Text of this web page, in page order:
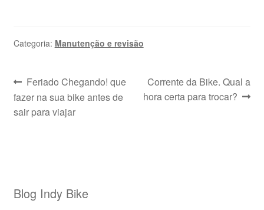
Categoria: Manutenção e revisão
Navegação
de
Post
anterior:
Feriado Chegando! que
fazer na sua bike antes de
sair para viajar
Próximo
post:
Corrente da Bike. Qual a
hora certa para trocar?
Blog Indy Bike